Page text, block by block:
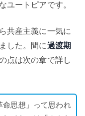
ートピアです。
共産主義に一気に
した。間に過渡期
点は次の章で詳し
命思想」って思われ